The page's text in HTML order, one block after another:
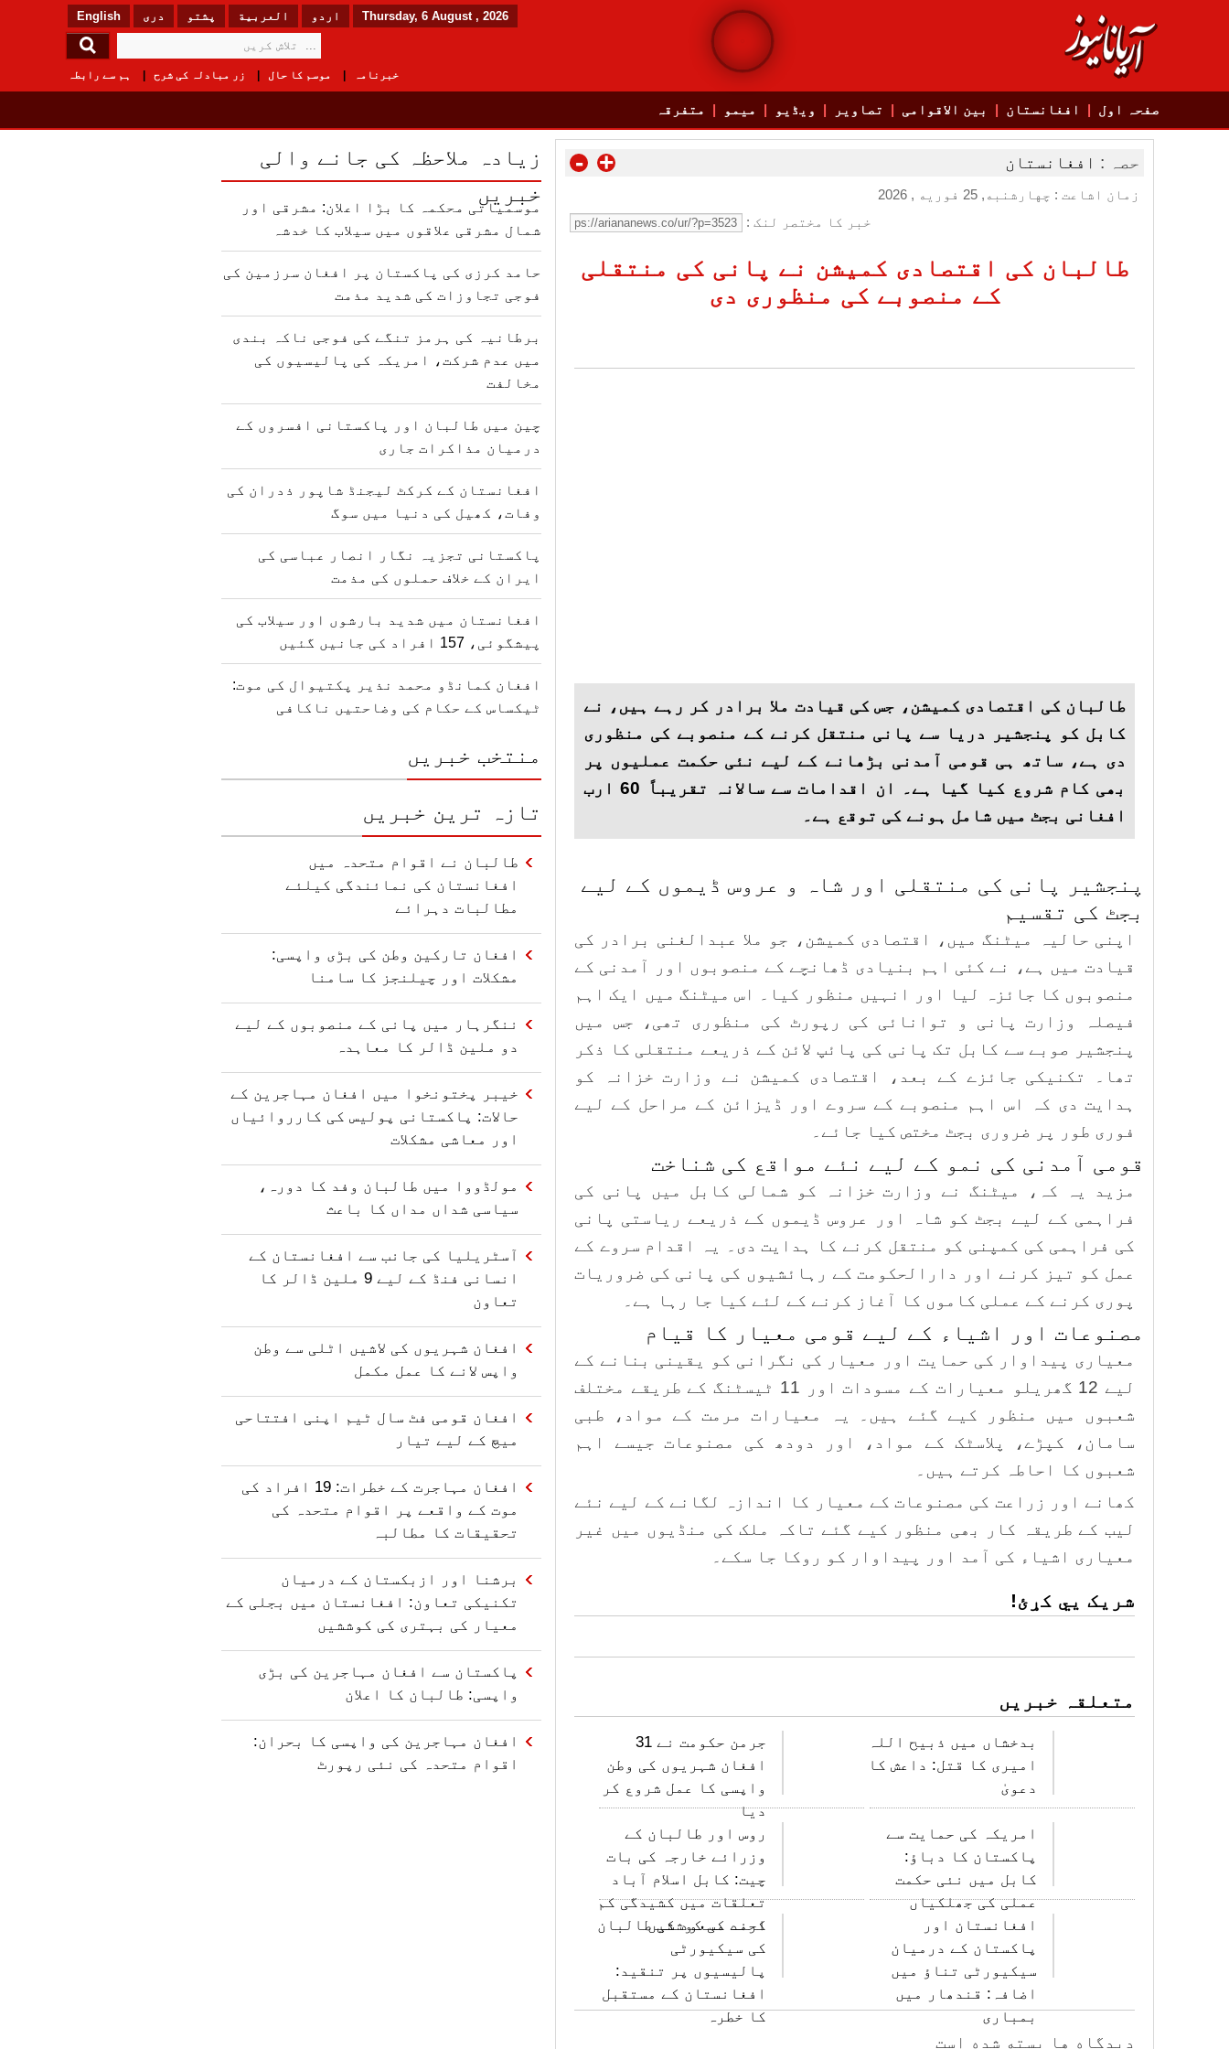
English دری پشتو العربیة اردو Thursday, 6 August , 2026
ہم سے رابطہ زر مبادلہ کی شرح موسم کا حال خبرنامہ
صفحہ اول افغانستان بین الاقوامی تصاویر ویڈیو میمو متفرقہ
حصہ : افغانستان - +
زمان اشاعت : چهارشنبه, 25 فوریه , 2026
خبر کا مختصر لنک :
طالبان کی اقتصادی کمیشن نے پانی کی منتقلی
کے منصوبے کی منظوری دی
طالبان کی اقتصادی کمیشن، جس کی قیادت ملا برادر کر رہے ہیں، نے
کابل کو پنجشیر دریا سے پانی منتقل کرنے کے منصوبے کی منظوری
دی ہے، ساتھ ہی قومی آمدنی بڑھانے کے لیے نئی حکمت عملیوں پر
بھی کام شروع کیا گیا ہے۔ ان اقدامات سے سالانہ تقریباً 60 ارب
افغانی بجٹ میں شامل ہونے کی توقع ہے۔
پنجشیر پانی کی منتقلی اور شاہ و عروس ڈیموں کے لیے
بجٹ کی تقسیم
اپنی حالیہ میٹنگ میں، اقتصادی کمیشن، جو ملا عبدالغنی برادر کی
قیادت میں ہے، نے کئی اہم بنیادی ڈھانچے کے منصوبوں اور آمدنی کے
منصوبوں کا جائزہ لیا اور انہیں منظور کیا۔ اس میٹنگ میں ایک اہم
فیصلہ وزارت پانی و توانائی کی رپورٹ کی منظوری تھی، جس میں
پنجشیر صوبے سے کابل تک پانی کی پائپ لائن کے ذریعے منتقلی کا ذکر
تھا۔ تکنیکی جائزے کے بعد، اقتصادی کمیشن نے وزارت خزانہ کو
ہدایت دی کہ اس اہم منصوبے کے سروے اور ڈیزائن کے مراحل کے لیے
فوری طور پر ضروری بجٹ مختص کیا جائے۔
قومی آمدنی کی نمو کے لیے نئے مواقع کی شناخت
مزید یہ کہ، میٹنگ نے وزارت خزانہ کو شمالی کابل میں پانی کی
فراہمی کے لیے بجٹ کو شاہ اور عروس ڈیموں کے ذریعے ریاستی پانی
کی فراہمی کی کمپنی کو منتقل کرنے کا ہدایت دی۔ یہ اقدام سروے کے
عمل کو تیز کرنے اور دارالحکومت کے رہائشیوں کی پانی کی ضروریات
پوری کرنے کے عملی کاموں کا آغاز کرنے کے لئے کیا جا رہا ہے۔
مصنوعات اور اشیاء کے لیے قومی معیار کا قیام
معیاری پیداوار کی حمایت اور معیار کی نگرانی کو یقینی بنانے کے
لیے 12 گھریلو معیارات کے مسودات اور 11 ٹیسٹنگ کے طریقے مختلف
شعبوں میں منظور کیے گئے ہیں۔ یہ معیارات مرمت کے مواد، طبی
سامان، کپڑے، پلاسٹک کے مواد، اور دودھ کی مصنوعات جیسے اہم
شعبوں کا احاطہ کرتے ہیں۔
کھانے اور زراعت کی مصنوعات کے معیار کا اندازہ لگانے کے لیے نئے
لیب کے طریقہ کار بھی منظور کیے گئے تاکہ ملک کی منڈیوں میں غیر
معیاری اشیاء کی آمد اور پیداوار کو روکا جا سکے۔
شریک یي کړئ!
متعلقہ خبریں
بدخشاں میں ذبیح اللہ
امیری کا قتل: داعش کا
دعویٰ
جرمن حکومت نے 31
افغان شہریوں کی وطن
واپسی کا عمل شروع کر
دیا
امریکہ کی حمایت سے
پاکستان کا دباؤ:
کابل میں نئی حکمت
عملی کی جھلکیاں
روس اور طالبان کے
وزرائے خارجہ کی بات
چیت: کابل اسلام آباد
تعلقات میں کشیدگی کم
کرنے کی کوششیں
افغانستان اور
پاکستان کے درمیان
سیکیورٹی تناؤ میں
اضافہ: قندھار میں
بمباری
احمد مسعود کی طالبان
کی سیکیورٹی
پالیسیوں پر تنقید:
افغانستان کے مستقبل
کا خطرہ
دیدگاه ها بسته شده است
زیادہ ملاحظہ کی جانے والی
خبریں
موسمیاتی محکمہ کا بڑا اعلان: مشرقی اور
شمال مشرقی علاقوں میں سیلاب کا خدشہ
حامد کرزی کی پاکستان پر افغان سرزمین کی
فوجی تجاوزات کی شدید مذمت
برطانیہ کی ہرمز تنگے کی فوجی ناکہ بندی
میں عدم شرکت، امریکہ کی پالیسیوں کی
مخالفت
چین میں طالبان اور پاکستانی افسروں کے
درمیان مذاکرات جاری
افغانستان کے کرکٹ لیجنڈ شاپور ذدران کی
وفات، کھیل کی دنیا میں سوگ
پاکستانی تجزیہ نگار انصار عباسی کی
ایران کے خلاف حملوں کی مذمت
افغانستان میں شدید بارشوں اور سیلاب کی
پیشگوئی، 157 افراد کی جانیں گئیں
افغان کمانڈو محمد نذیر پکتیوال کی موت:
ٹیکساس کے حکام کی وضاحتیں ناکافی
منتخب خبریں
تازہ ترین خبریں
طالبان نے اقوام متحدہ میں
افغانستان کی نمائندگی کیلئے
مطالبات دہرائے
افغان تارکین وطن کی بڑی واپسی:
مشکلات اور چیلنجز کا سامنا
ننگرہار میں پانی کے منصوبوں کے لیے
دو ملین ڈالر کا معاہدہ
خیبر پختونخوا میں افغان مہاجرین کے
حالات: پاکستانی پولیس کی کارروائیاں
اور معاشی مشکلات
مولڈووا میں طالبان وفد کا دورہ،
سیاسی شداں مداں کا باعث
آسٹریلیا کی جانب سے افغانستان کے
انسانی فنڈ کے لیے 9 ملین ڈالر کا
تعاون
افغان شہریوں کی لاشیں اٹلی سے وطن
واپس لانے کا عمل مکمل
افغان قومی فٹ سال ٹیم اپنی افتتاحی
میچ کے لیے تیار
افغان مہاجرت کے خطرات: 19 افراد کی
موت کے واقعے پر اقوام متحدہ کی
تحقیقات کا مطالبہ
برشنا اور ازبکستان کے درمیان
تکنیکی تعاون: افغانستان میں بجلی کے
معیار کی بہتری کی کوششیں
پاکستان سے افغان مہاجرین کی بڑی
واپسی: طالبان کا اعلان
افغان مہاجرین کی واپسی کا بحران:
اقوام متحدہ کی نئی رپورٹ